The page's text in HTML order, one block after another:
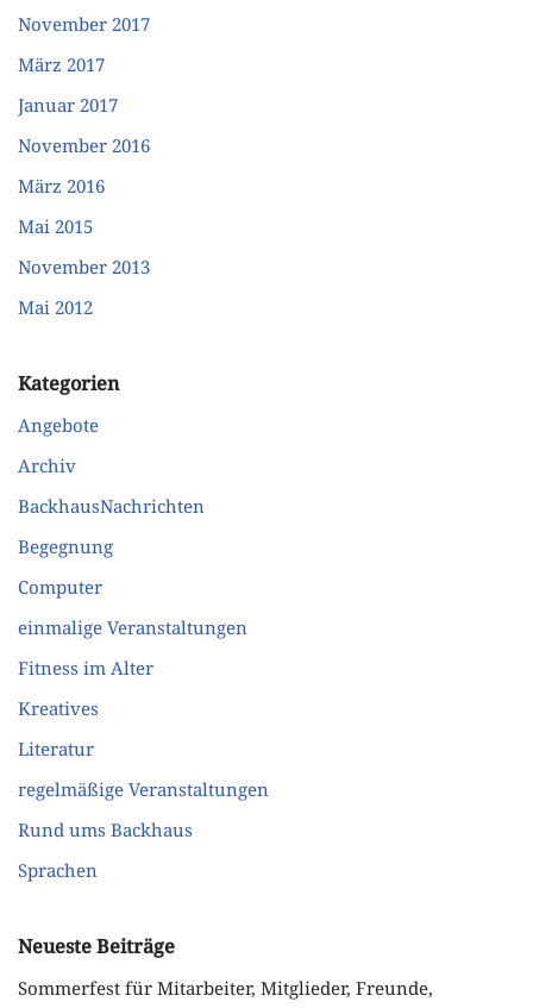
November 2017
März 2017
Januar 2017
November 2016
März 2016
Mai 2015
November 2013
Mai 2012
Kategorien
Angebote
Archiv
BackhausNachrichten
Begegnung
Computer
einmalige Veranstaltungen
Fitness im Alter
Kreatives
Literatur
regelmäßige Veranstaltungen
Rund ums Backhaus
Sprachen
Neueste Beiträge
Sommerfest für Mitarbeiter, Mitglieder, Freunde,